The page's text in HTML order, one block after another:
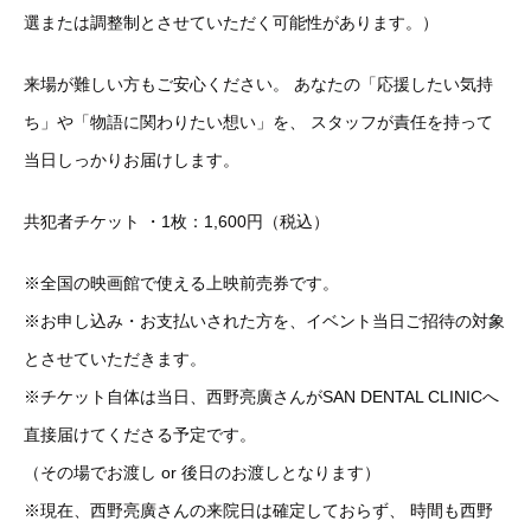
選または調整制とさせていただく可能性があります。）
来場が難しい方もご安心ください。 あなたの「応援したい気持
ち」や「物語に関わりたい想い」を、 スタッフが責任を持って
当日しっかりお届けします。
共犯者チケット ・1枚：1,600円（税込）
※全国の映画館で使える上映前売券です。
※お申し込み・お支払いされた方を、イベント当日ご招待の対象
とさせていただきます。
※チケット自体は当日、西野亮廣さんがSAN DENTAL CLINICへ
直接届けてくださる予定です。
（その場でお渡し or 後日のお渡しとなります）
※現在、西野亮廣さんの来院日は確定しておらず、 時間も西野